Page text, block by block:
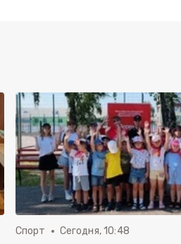
Спорт Сегодня, 10:48